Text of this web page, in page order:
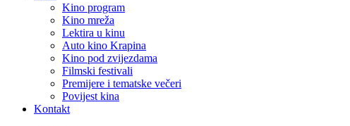
Kino program
Kino mreža
Lektira u kinu
Auto kino Krapina
Kino pod zvijezdama
Filmski festivali
Premijere i tematske večeri
Povijest kina
Kontakt